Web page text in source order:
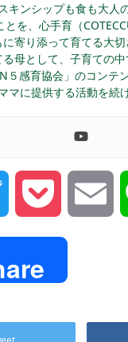
キンシップも食も大人
とを、心手育（
寄り添って育てる大切
る母として、子育ての
５感育協会」のコンテ
マに提供する活動を続
Twitter Pocket